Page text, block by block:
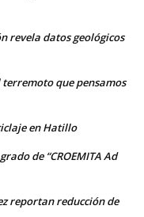
revela datos geológicos
terremoto que pensamos
en Hatillo
de “CROEMITA Ad
reportan reducción de